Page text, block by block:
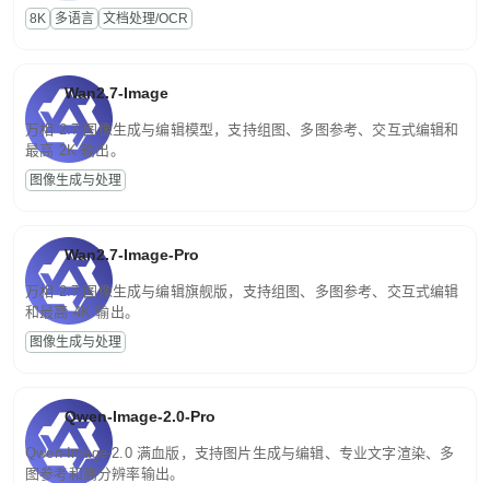
为便于存储、检索和二次处理的结构化结果。
8K 多语言 文档处理/OCR
Wan2.7-Image
万相 2.7 图像生成与编辑模型，支持组图、多图参考、交互式编辑和
最高 2K 输出。
图像生成与处理
Wan2.7-Image-Pro
万相 2.7 图像生成与编辑旗舰版，支持组图、多图参考、交互式编辑
和最高 4K 输出。
图像生成与处理
Qwen-Image-2.0-Pro
Qwen-Image-2.0 满血版，支持图片生成与编辑、专业文字渲染、多
图参考和高分辨率输出。